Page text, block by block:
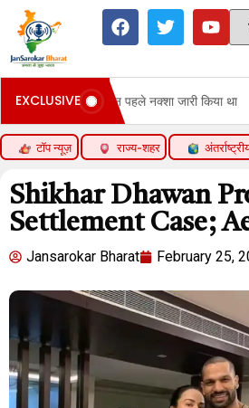
EXCLUSIVE
पहले नक्शा जारी किया था चीन
टॉप न्यूज़ राज्य-शहर
Shikhar Dhawan
Settlement Case;
Jansarokar Bharat February 25,